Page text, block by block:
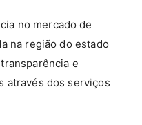
no mercado de
na região do estado
e
através dos serviços